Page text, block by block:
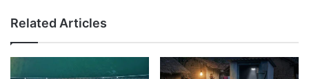
ল
প
তা
Related Articles